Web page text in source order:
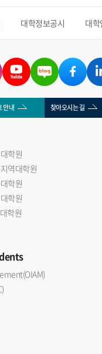
대학정보공시 대
안내 찾아오시는 길
학원
역대학원
학원
학원
학원